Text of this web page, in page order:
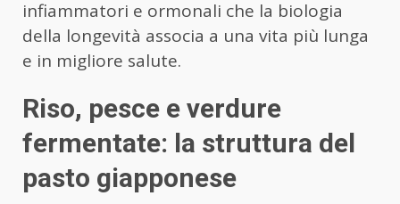
infiammatori e ormonali che la biologia
della longevità associa a una vita più lunga
e in migliore salute.
Riso, pesce e verdure
fermentate: la struttura del
pasto giapponese